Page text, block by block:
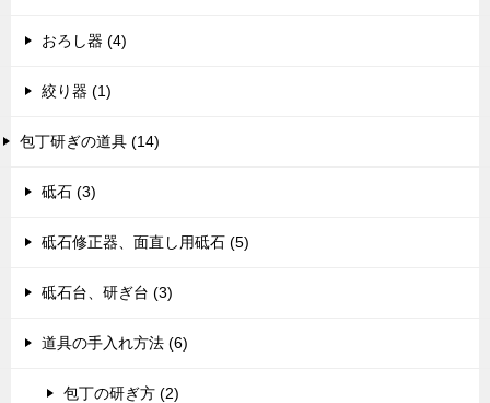
おろし器 (4)
絞り器 (1)
包丁研ぎの道具 (14)
砥石 (3)
砥石修正器、面直し用砥石 (5)
砥石台、研ぎ台 (3)
道具の手入れ方法 (6)
包丁の研ぎ方 (2)